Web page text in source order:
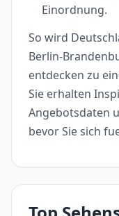
Einordnung.
So wird
Berlin-
entdecken zu
Sie erhalten
Angebotsdaten
bevor Sie sich